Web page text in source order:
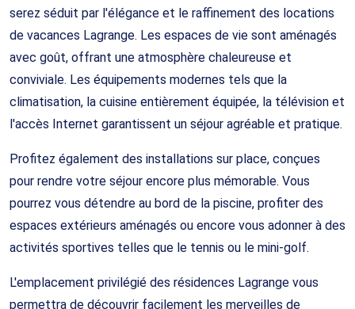
serez séduit par l'élégance et le raffinement des locations
de vacances Lagrange. Les espaces de vie sont aménagés
avec goût, offrant une atmosphère chaleureuse et
conviviale. Les équipements modernes tels que la
climatisation, la cuisine entièrement équipée, la télévision et
l'accès Internet garantissent un séjour agréable et pratique.
Profitez également des installations sur place, conçues
pour rendre votre séjour encore plus mémorable. Vous
pourrez vous détendre au bord de la piscine, profiter des
espaces extérieurs aménagés ou encore vous adonner à des
activités sportives telles que le tennis ou le mini-golf.
L'emplacement privilégié des résidences Lagrange vous
permettra de découvrir facilement les merveilles de